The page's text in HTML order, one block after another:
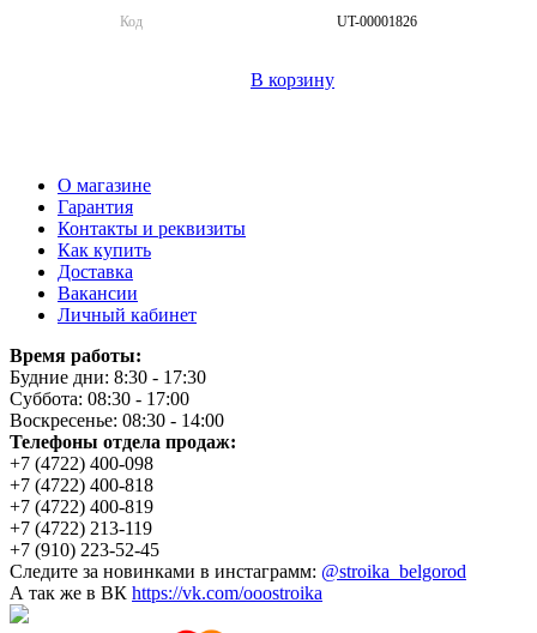
Код
UT-00001826
В корзину
О магазине
Гарантия
Контакты и реквизиты
Как купить
Доставка
Вакансии
Личный кабинет
Время работы:
Будние дни: 8:30 - 17:30
Суббота: 08:30 - 17:00
Воскресенье: 08:30 - 14:00
Телефоны отдела продаж:
+7 (4722) 400-098
+7 (4722) 400-818
+7 (4722) 400-819
+7 (4722) 213-119
+7 (910) 223-52-45
Следите за новинками в инстаграмм: @stroika_belgorod
А так же в ВК https://vk.com/ooostroika